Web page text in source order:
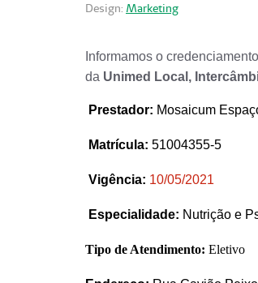
Design: Marketing
Informamos o
da Unimed Local,
Prestador: Mosaicum
Matrícula: 51004355-5
Vigência: 10/05/2021
Especialidade: Nutrição e
Tipo de Atendimento: Eletivo